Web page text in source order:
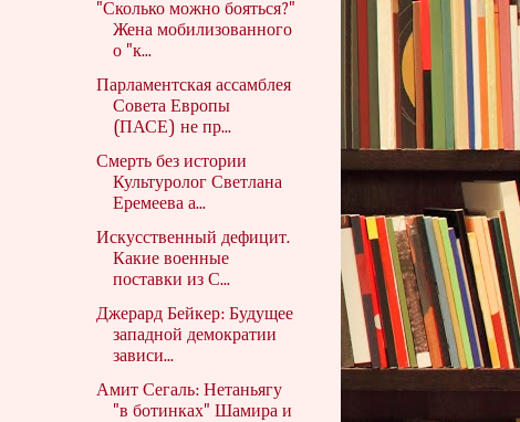
"Сколько можно бояться?"
Жена мобилизованного
о "к...
Парламентская ассамблея
Совета Европы
(ПАСЕ) не пр...
Смерть без истории
Культуролог Светлана
Еремеева а...
Искусственный дефицит.
Какие военные
поставки из С...
Джерард Бейкер: Будущее
западной демократии
зависи...
Амит Сегаль: Нетаньягу
"в ботинках" Шамира и